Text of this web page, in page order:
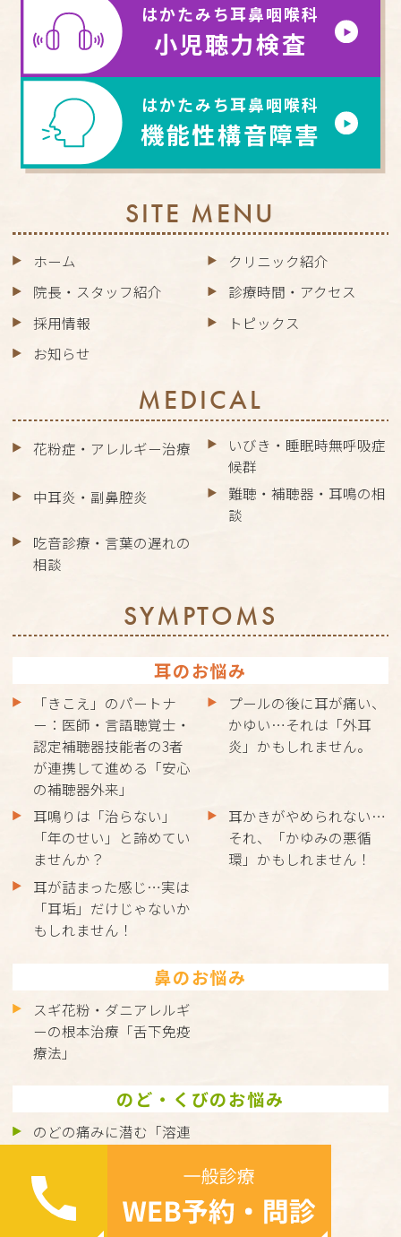
はかたみち耳鼻咽喉科
小児聴力検査
はかたみち耳鼻咽喉科
機能性構音障害
SITE MENU
ホーム
クリニック紹介
院長・スタッフ紹介
診療時間・アクセス
採用情報
トピックス
お知らせ
MEDICAL
花粉症・アレルギー治療
いびき・睡眠時無呼吸症
候群
中耳炎・副鼻腔炎
難聴・補聴器・耳鳴の相
談
吃音診療・言葉の遅れの
相談
SYMPTOMS
耳のお悩み
「きこえ」のパートナ
ー：医師・言語聴覚士・
認定補聴器技能者の3者
が連携して進める「安心
の補聴器外来」
プールの後に耳が痛い、
かゆい…それは「外耳
炎」かもしれません。
耳鳴りは「治らない」
「年のせい」と諦めてい
ませんか？
耳かきがやめられない…
それ、「かゆみの悪循
環」かもしれません！
耳が詰まった感じ…実は
「耳垢」だけじゃないか
もしれません！
鼻のお悩み
スギ花粉・ダニアレルギ
ーの根本治療「舌下免疫
療法」
のど・くびのお悩み
のどの痛みに潜む「溶連
理解して、しっかり治し
ましょう